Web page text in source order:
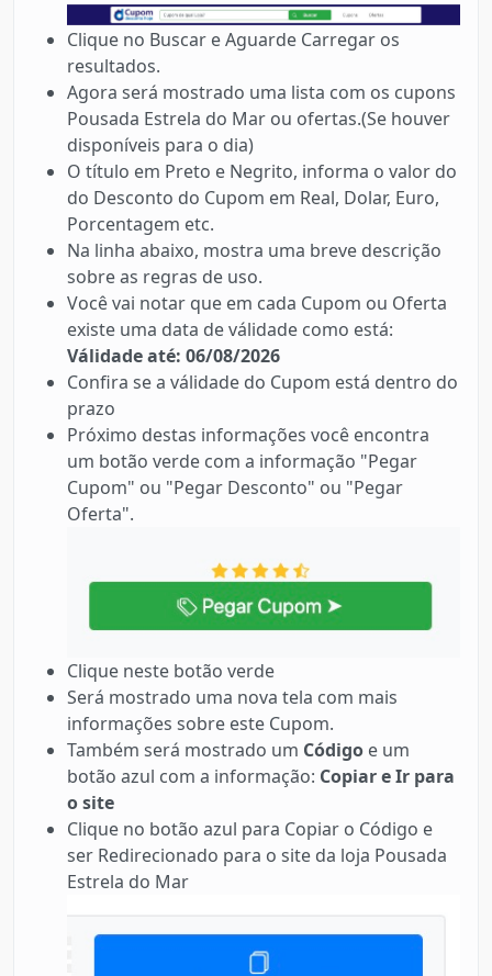
Clique no Buscar e Aguarde Carregar os
resultados.
Agora será mostrado uma lista com os cupons
Pousada Estrela do Mar ou ofertas.(Se houver
disponíveis para o dia)
O título em Preto e Negrito, informa o valor do
do Desconto do Cupom em Real, Dolar, Euro,
Porcentagem etc.
Na linha abaixo, mostra uma breve descrição
sobre as regras de uso.
Você vai notar que em cada Cupom ou Oferta
existe uma data de válidade como está:
Válidade até: 06/08/2026
Confira se a válidade do Cupom está dentro do
prazo
Próximo destas informações você encontra
um botão verde com a informação "Pegar
Cupom" ou "Pegar Desconto" ou "Pegar
Oferta".
Clique neste botão verde
Será mostrado uma nova tela com mais
informações sobre este Cupom.
Também será mostrado um Código e um
botão azul com a informação: Copiar e Ir para
o site
Clique no botão azul para Copiar o Código e
ser Redirecionado para o site da loja Pousada
Estrela do Mar